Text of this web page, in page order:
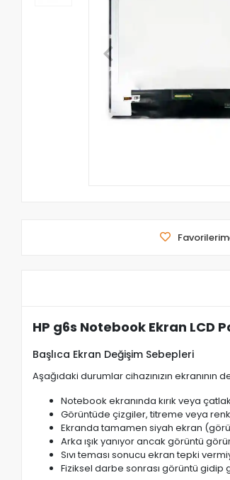
HP g6s Notebook Ekran LCD
Başlıca Ekran Değişim Sebepleri
Aşağıdaki durumlar cihazınızın
Notebook ekranında kırık veya
Görüntüde çizgiler, titreme veya
Ekranda tamamen siyah ekran
Arka ışık yanıyor ancak görüntü
Sıvı teması sonucu ekran tepki
Fiziksel darbe sonrası görüntü gidip